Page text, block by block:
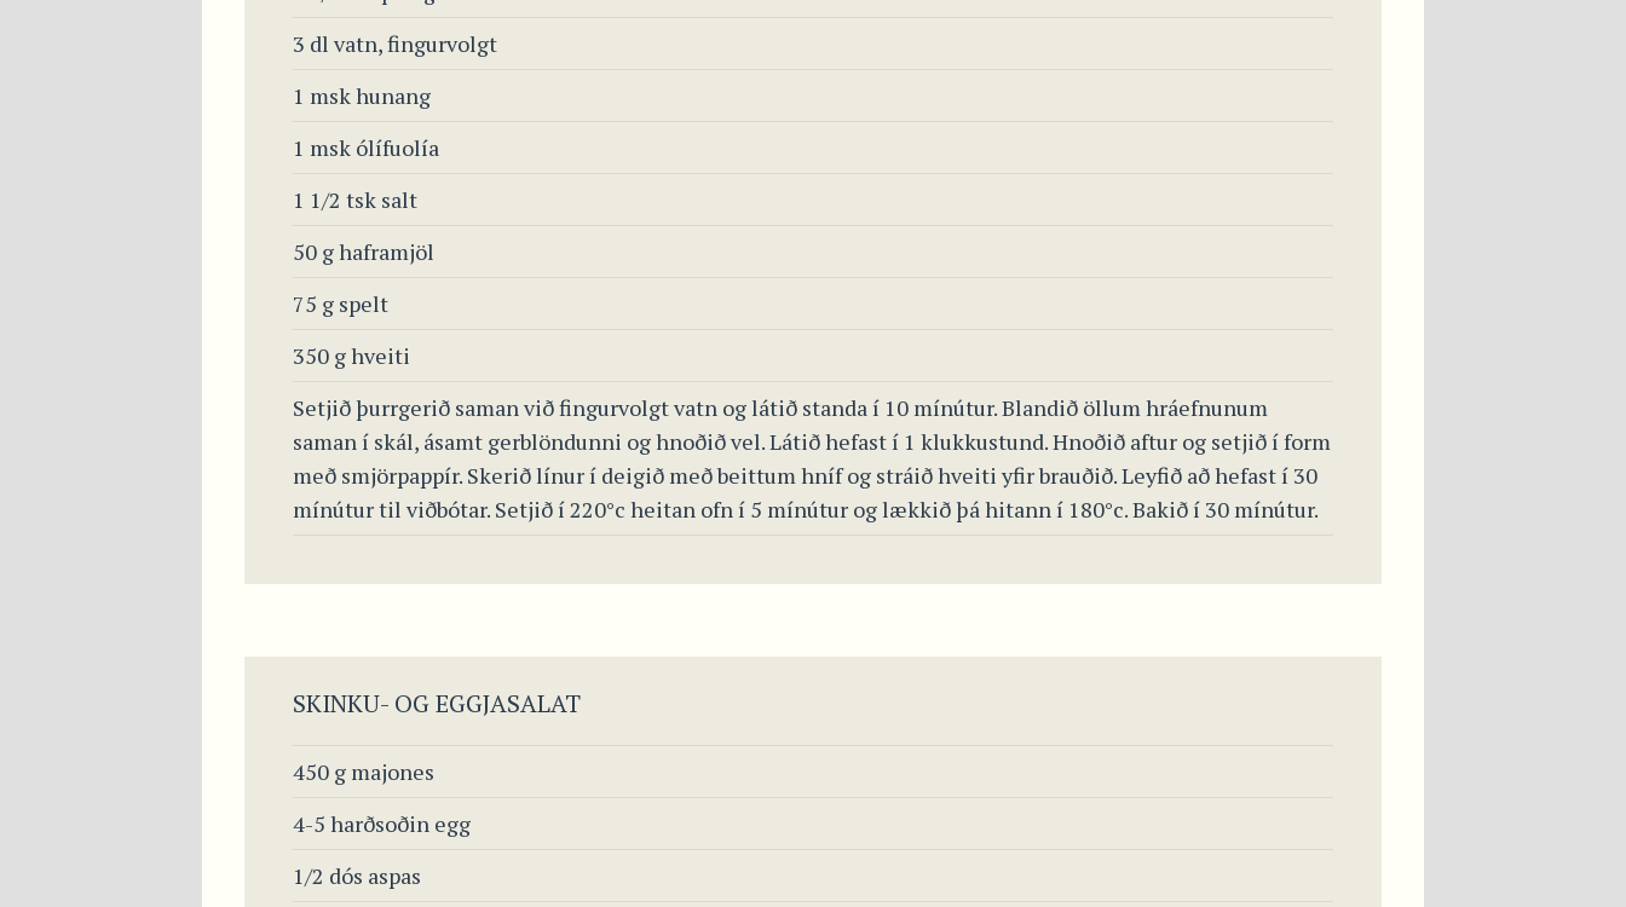
3 dl vatn, fingurvolgt
1 msk hunang
1 msk ólífuolía
1 1/2 tsk salt
50 g haframjöl
75 g spelt
350 g hveiti
Setjið þurrgerið saman við fingurvolgt vatn og látið standa í 10 mínútur. Blandið öllum hráefnunum
saman í skál, ásamt gerblöndunni og hnoðið vel. Látið hefast í 1 klukkustund. Hnoðið aftur og setjið í form
með smjörpappír. Skerið línur í deigið með beittum hníf og stráið hveiti yfir brauðið. Leyfið að hefast í 30
mínútur til viðbótar. Setjið í 220°c heitan ofn í 5 mínútur og lækkið þá hitann í 180°c. Bakið í 30 mínútur.
SKINKU- OG EGGJASALAT
450 g majones
4-5 harðsoðin egg
1/2 dós aspas